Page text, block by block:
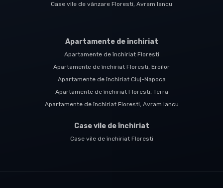
Case vile de vânzare Floresti, Avram Iancu
Apartamente de închiriat
Apartamente de închiriat Floresti
Apartamente de închiriat Floresti, Eroilor
Apartamente de închiriat Cluj-Napoca
Apartamente de închiriat Floresti, Terra
Apartamente de închiriat Floresti, Avram Iancu
Case vile de închiriat
Case vile de închiriat Floresti